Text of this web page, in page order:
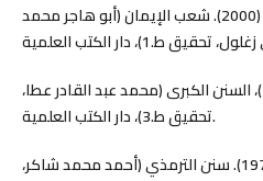
البيهقي، أحمد بن الحسين. (2000). شعب الإيمان (أبو هاجر محمد
البيهقي، أحمد بن الحسين. (2003)، السنن الكبرى (محمد عبد القادر عطا،
تحقيق ط.3)، دار الكتب العلمية.
الترمذي، محمد بن عيسى. (1975). سنن الترمذي (أحمد محمد شاكر،